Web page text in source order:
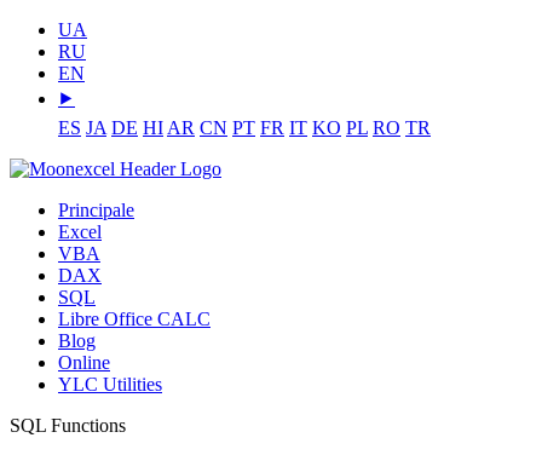
UA
RU
EN
⯈
ES JA DE HI AR CN PT FR IT KO PL RO TR
Principale
Excel
VBA
DAX
SQL
Libre Office CALC
Blog
Online
YLC Utilities
SQL Functions